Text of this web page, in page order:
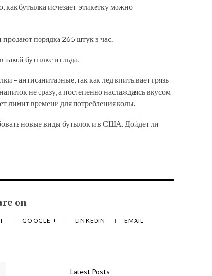
как бутылка исчезает, этикетку можно
порядка 265 штук в час.
такой бутылке из льда.
– антисанитарные, так как лед впитывает грязь
не сразу, а постепенно наслаждаясь вкусом
лимит времени для потребления колы.
новые виды бутылок и в США. Дойдет ли
on
GOOGLE + LINKEDIN EMAIL
Latest Posts